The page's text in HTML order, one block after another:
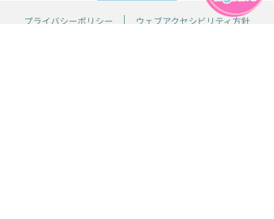
プライバシーポリシー
ウェブアクセシビリティ方針